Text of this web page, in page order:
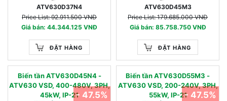
ATV630D37N4
Price List: 92.911.500 VNĐ
Giá bán: 44.344.125 VNĐ
ĐẶT HÀNG
ATV630D45M3
Price List: 179.685.000 VNĐ
Giá bán: 85.758.750 VNĐ
ĐẶT HÀNG
Biến tần ATV630D45N4 -
ATV630 VSD, 400-480V, 3PH,
45kW, IP-21- 47.5%
Biến tần ATV630D55M3 -
ATV630 VSD, 200-240V, 3PH,
55kW, IP-21- 47.5%